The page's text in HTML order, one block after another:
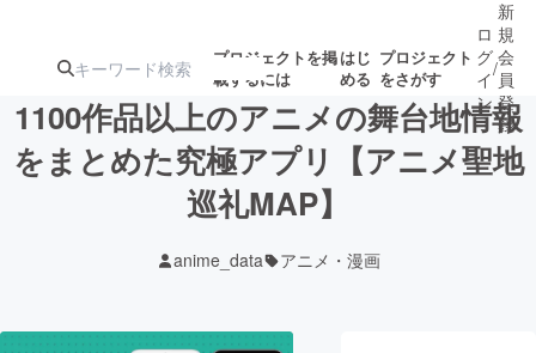
プロジェクトを掲
載するには
はじ
める
プロジェクト
をさがす
注目の新着プロ募集終了が近いプ
ロ
グ
イ
ン
/
新
規
会
員
登
録
1100作品以上のアニメの舞台地情報
をまとめた究極アプリ【アニメ聖地
巡礼MAP】
anime_data アニメ・漫画